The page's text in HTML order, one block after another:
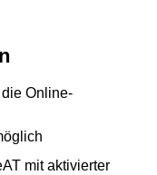
Online-
mit aktivierter